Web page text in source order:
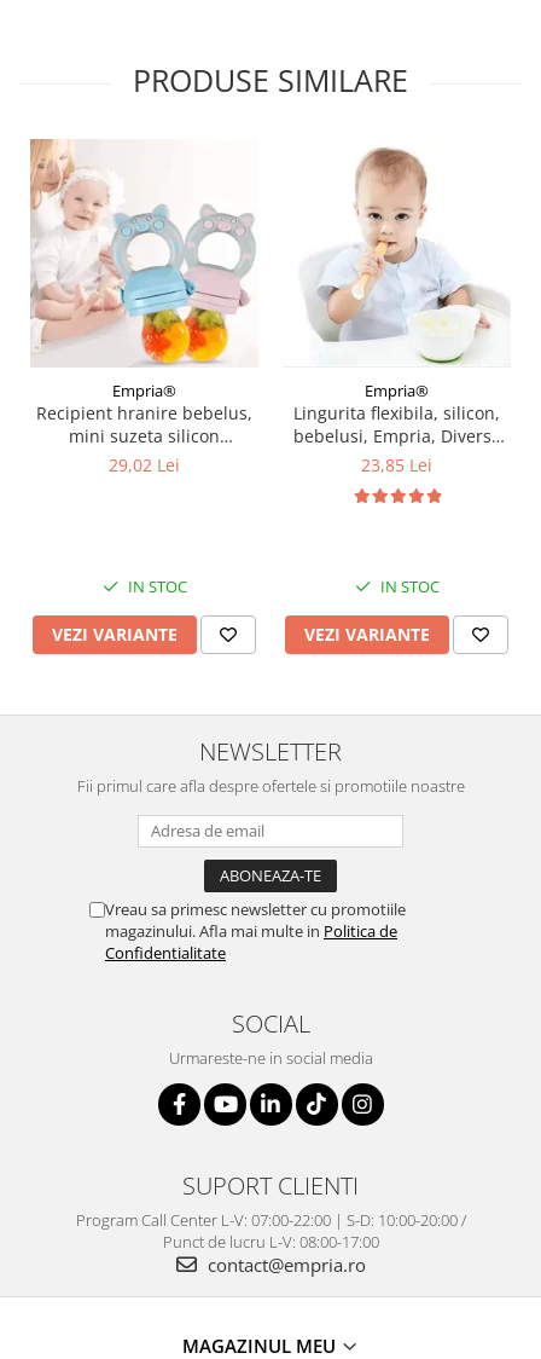
PRODUSE SIMILARE
Empria®
Recipient hranire bebelus,
mini suzeta silicon
diversificare alimente, 3 - 6
29,02 Lei
IN STOC
VEZI VARIANTE
Empria®
Lingurita flexibila, silicon,
bebelusi, Empria, Diverse
culori
23,85 Lei
IN STOC
VEZI VARIANTE
NEWSLETTER
Fii primul care afla despre ofertele si promotiile noastre
Vreau sa primesc newsletter cu promotiile
magazinului. Afla mai multe in Politica de
Confidentialitate
SOCIAL
Urmareste-ne in social media
SUPORT CLIENTI
Program Call Center L-V: 07:00-22:00 | S-D: 10:00-20:00 /
Punct de lucru L-V: 08:00-17:00
contact@empria.ro
MAGAZINUL MEU